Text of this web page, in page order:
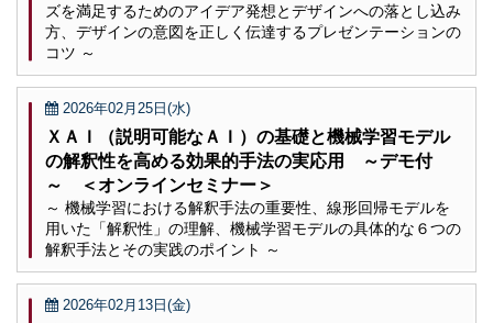
ズを満足するためのアイデア発想とデザインへの落とし込み
方、デザインの意図を正しく伝達するプレゼンテーションの
コツ ～
2026年02月25日(水)
ＸＡＩ（説明可能なＡＩ）の基礎と機械学習モデル
の解釈性を高める効果的手法の実応用 ～デモ付
～ ＜オンラインセミナー＞
～ 機械学習における解釈手法の重要性、線形回帰モデルを
用いた「解釈性」の理解、機械学習モデルの具体的な６つの
解釈手法とその実践のポイント ～
2026年02月13日(金)